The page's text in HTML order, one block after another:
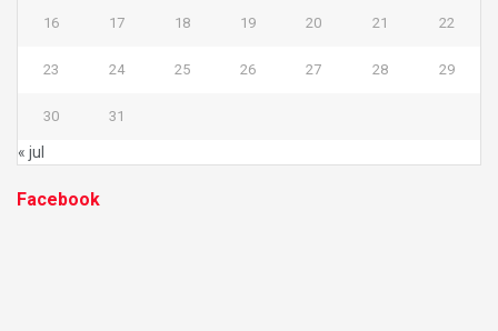
16 17 18 19 20 21 22
23 24 25 26 27 28 29
30 31
« jul
Facebook